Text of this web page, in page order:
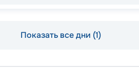
Показать все дни (1)